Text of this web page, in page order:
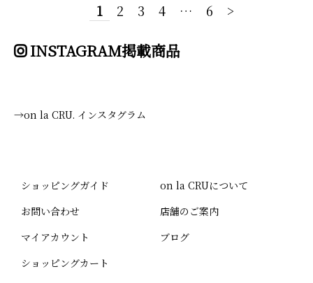
1 2 3 4 … 6 >
INSTAGRAM掲載商品
→on la CRU. インスタグラム
ショッピングガイド
お問い合わせ
マイアカウント
ショッピングカート
on la CRUについて
店舗のご案内
ブログ